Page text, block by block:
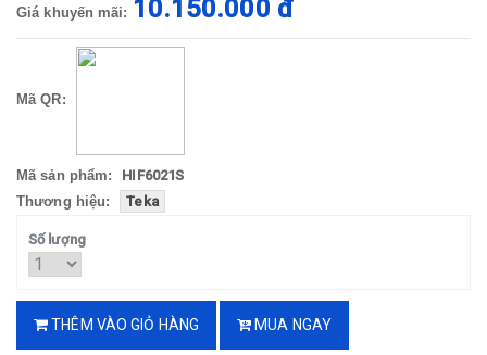
Giá khuyến mãi: 10.150.000 đ
Mã QR:
Mã sản phẩm:
HIF6021S
Thương hiệu:
Teka
Số lượng
THÊM VÀO GIỎ HÀNG MUA NGAY